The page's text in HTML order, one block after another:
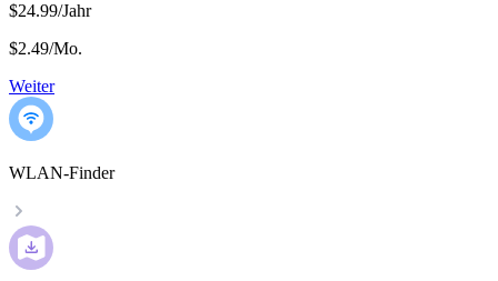
$24.99/Jahr
$2.49/Mo.
Weiter
WLAN-Finder